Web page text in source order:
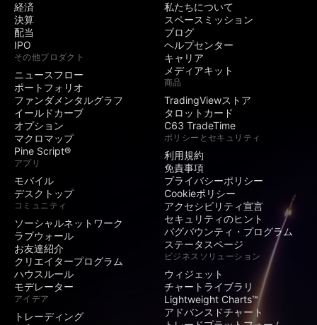
公開コンテストの作
SNS
ユーザー名の横に限
定バッジを表示
署名・ウェブサイト
記入欄
招待専用インジケー
ターの公開
保護スクリプトの投
公開アイデア・スク
リプトの投稿
動画アイデア
マインド
経済
決算
配当
IPO
その他プロダクト
ニュースフロー
ポートフォリオ
ファンダメンタルグラフ
イールドカーブ
オプション
マクロマップ
Pine Script®
アプリ
モバイル
デスクトップ
コミュニティ
ソーシャルネットワーク
ラブウォール
お友達紹介
クリエイタープログラム
ハウスルール
モデレーター
アイデア
トレーディング
私たちについて
スペースミッション
ブログ
ヘルプセンター
キャリア
メディアキット
商品
TradingViewストア
タロットカード
C63 TradeTime
ポリシーとセキュリティ
利用規約
免責事項
プライバシーポリシー
Cookieポリシー
アクセシビリティ宣言
セキュリティのヒント
バグバウンティ・プログラム
ステータスページ
ビジネスソリューション
ウィジェット
チャートライブラリ
Lightweight Charts™
アドバンスドチャート